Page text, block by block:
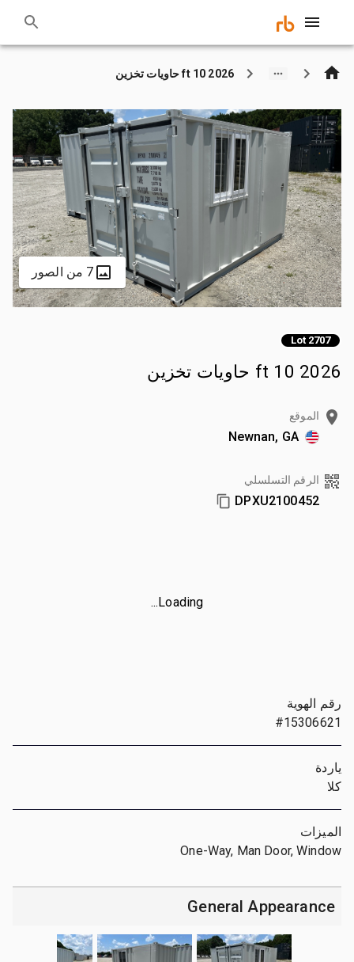
2026 10 ft حاويات تخزين
7 من الصور
Lot 2707
2026 10 ft حاويات تخزين
الموقع
Newnan, GA
الرقم التسلسلي
DPXU2100452
Loading...
رقم الهوية
#15306621
ياردة
كلا
الميزات
One-Way, Man Door, Window
General Appearance